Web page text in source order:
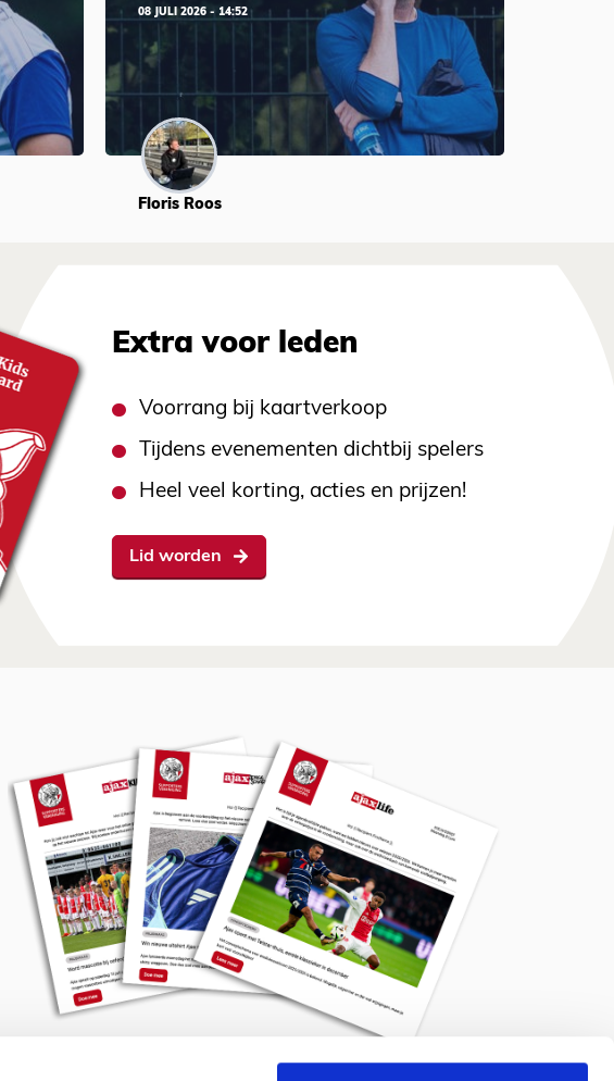
08 JULI 2026 - 14:52
Floris Roos
Extra voor leden
Voorrang bij kaartverkoop
Tijdens evenementen dichtbij spelers
Heel veel korting, acties en prijzen!
Lid worden